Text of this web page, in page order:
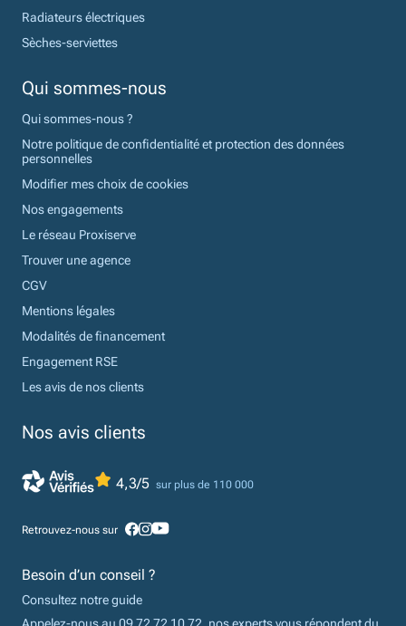
Radiateurs électriques
Sèches-serviettes
Qui sommes-nous
Qui sommes-nous ?
Notre politique de confidentialité et protection des données
personnelles
Modifier mes choix de cookies
Nos engagements
Le réseau Proxiserve
Trouver une agence
CGV
Mentions légales
Modalités de financement
Engagement RSE
Les avis de nos clients
Nos avis clients
4,3/5 sur plus de 110 000
Retrouvez-nous sur
Besoin d’un conseil ?
Consultez notre guide